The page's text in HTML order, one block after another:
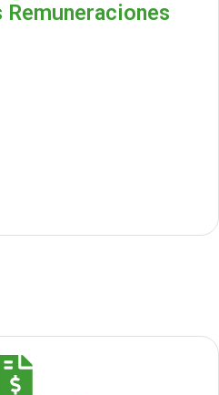
Remuneraciones